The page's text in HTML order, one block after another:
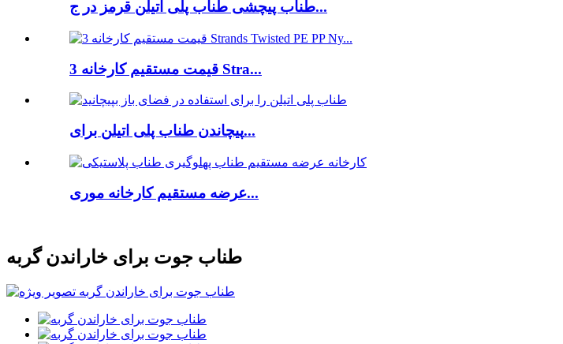
طناب پیچشی طناب پلی اتیلن قرمز در ج...
قیمت مستقیم کارخانه 3 Stra...
پیچاندن طناب پلی اتیلن برای...
عرضه مستقیم کارخانه موری...
طناب جوت برای خاراندن گربه